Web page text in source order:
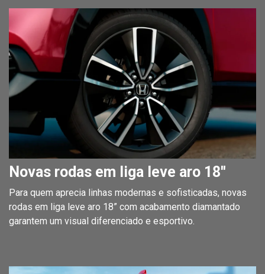
Novas rodas em liga leve aro 18''
Para quem aprecia linhas modernas e sofisticadas, novas
rodas em liga leve aro 18” com acabamento diamantado
garantem um visual diferenciado e esportivo.